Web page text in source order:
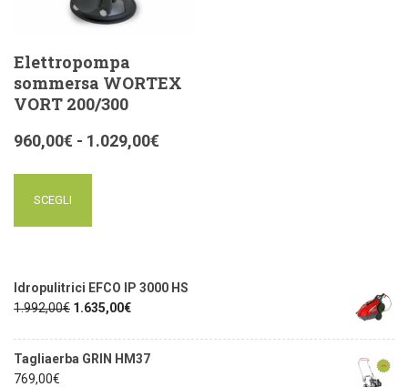
Elettropompa
sommersa WORTEX
VORT 200/300
960,00€ - 1.029,00€
SCEGLI
Idropulitrici EFCO IP 3000 HS
1.992,00€ 1.635,00€
Tagliaerba GRIN HM37
769,00€